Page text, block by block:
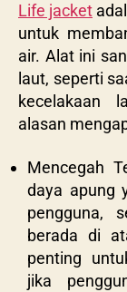
Life jacket
untuk
air. Alat ini
laut, seperti
kecelakaan
alasan
Mencegah
daya apung
pengguna,
berada di
penting
jika